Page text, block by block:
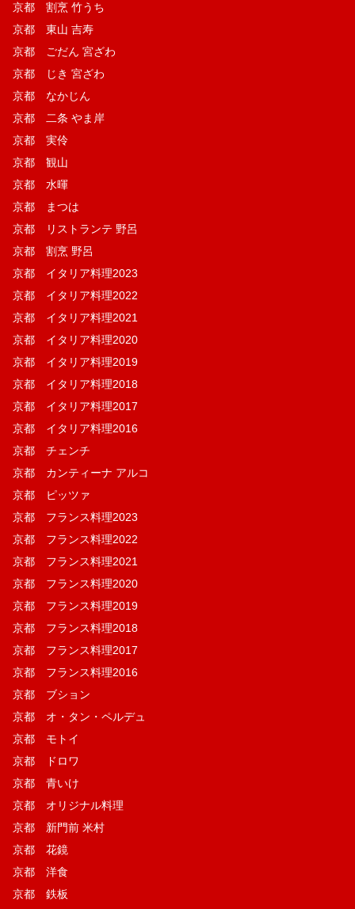
京都 割烹 竹うち
京都 東山 吉寿
京都 ごだん 宮ざわ
京都 じき 宮ざわ
京都 なかじん
京都 二条 やま岸
京都 実伶
京都 観山
京都 水暉
京都 まつは
京都 リストランテ 野呂
京都 割烹 野呂
京都 イタリア料理2023
京都 イタリア料理2022
京都 イタリア料理2021
京都 イタリア料理2020
京都 イタリア料理2019
京都 イタリア料理2018
京都 イタリア料理2017
京都 イタリア料理2016
京都 チェンチ
京都 カンティーナ アルコ
京都 ピッツァ
京都 フランス料理2023
京都 フランス料理2022
京都 フランス料理2021
京都 フランス料理2020
京都 フランス料理2019
京都 フランス料理2018
京都 フランス料理2017
京都 フランス料理2016
京都 ブション
京都 オ・タン・ペルデュ
京都 モトイ
京都 ドロワ
京都 青いけ
京都 オリジナル料理
京都 新門前 米村
京都 花鏡
京都 洋食
京都 鉄板